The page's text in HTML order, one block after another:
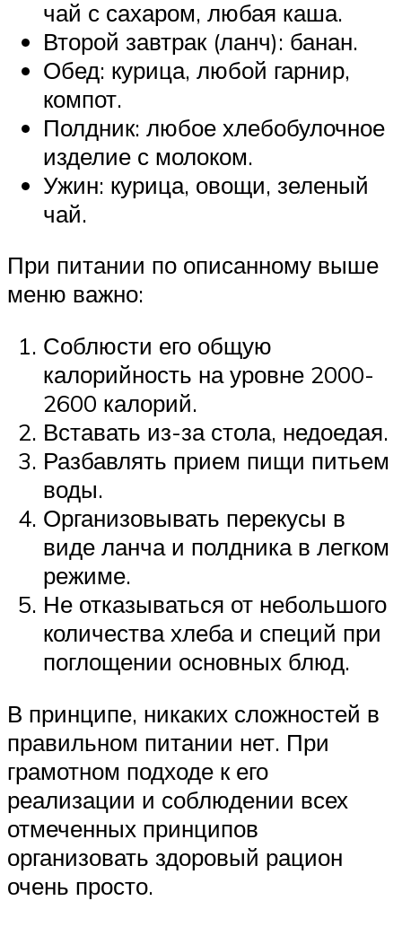
чай с сахаром, любая каша.
Второй завтрак (ланч): банан.
Обед: курица, любой гарнир,
компот.
Полдник: любое хлебобулочное
изделие с молоком.
Ужин: курица, овощи, зеленый
чай.
При питании по описанному выше
меню важно:
Соблюсти его общую
калорийность на уровне 2000-
2600 калорий.
Вставать из-за стола, недоедая.
Разбавлять прием пищи питьем
воды.
Организовывать перекусы в
виде ланча и полдника в легком
режиме.
Не отказываться от небольшого
количества хлеба и специй при
поглощении основных блюд.
В принципе, никаких сложностей в
правильном питании нет. При
грамотном подходе к его
реализации и соблюдении всех
отмеченных принципов
организовать здоровый рацион
очень просто.